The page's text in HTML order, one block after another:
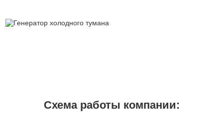
Схема работы компании: